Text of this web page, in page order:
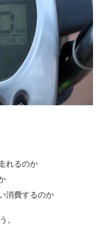
れるのか
消費するのか
。